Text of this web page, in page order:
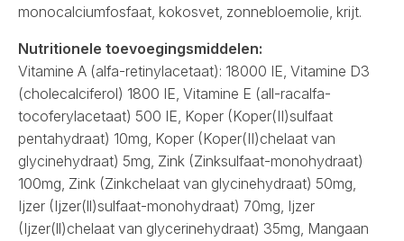
monocalciumfosfaat, kokosvet, zonnebloemolie, krijt.
Nutritionele toevoegingsmiddelen:
Vitamine A (alfa-retinylacetaat): 18000 IE, Vitamine D3
(cholecalciferol) 1800 IE, Vitamine E (all-racalfa-
tocoferylacetaat) 500 IE, Koper (Koper(II)sulfaat
pentahydraat) 10mg, Koper (Koper(II)chelaat van
glycinehydraat) 5mg, Zink (Zinksulfaat-monohydraat)
100mg, Zink (Zinkchelaat van glycinehydraat) 50mg,
Ijzer (Ijzer(ll)sulfaat-monohydraat) 70mg, Ijzer
(Ijzer(ll)chelaat van glycerinehydraat) 35mg, Mangaan